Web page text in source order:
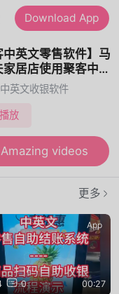
Download App
中英文零售软件】马
居店使用聚客中英
银系统完成日常管
英文收银软件
放
videos
更多
0 00:27
App